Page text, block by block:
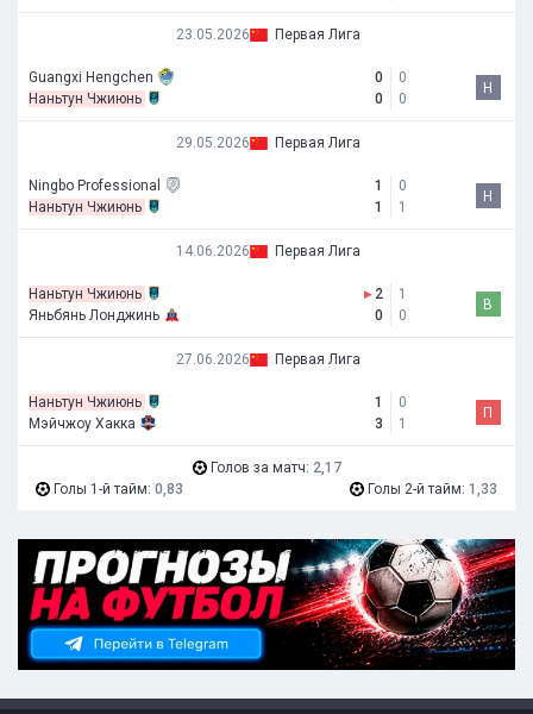
23.05.2026 Первая Лига
Guangxi Hengchen
Наньтун Чжиюнь
0
0
0
0
Н
29.05.2026 Первая Лига
Ningbo Professional
Наньтун Чжиюнь
1
1
0
1
Н
14.06.2026 Первая Лига
Наньтун Чжиюнь
Яньбянь Лонджинь
▸ 2
0
1
0
В
27.06.2026 Первая Лига
Наньтун Чжиюнь
Мэйчжоу Хакка
1
3
0
1
П
Голов за матч: 2,17
Голы 1-й тайм: 0,83 Голы 2-й тайм: 1,33